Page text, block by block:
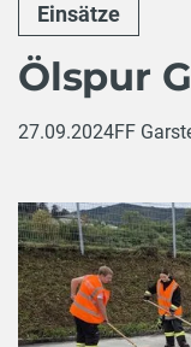
Einsätze
Ölspur
27.09.2024FF